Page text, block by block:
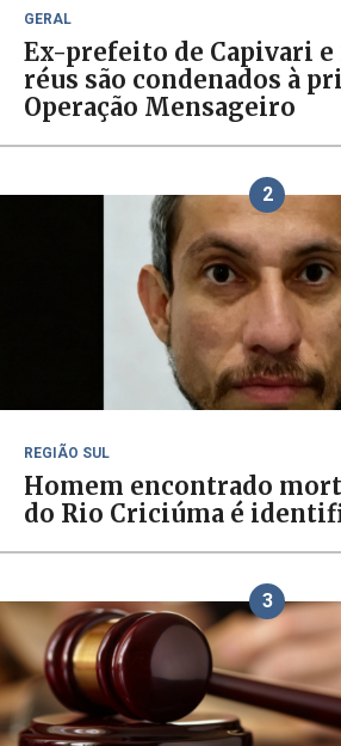
GERAL
Ex-prefeito de Capivari e
réus são condenados à
Operação Mensageiro
2
REGIÃO SUL
Homem encontrado
do Rio Criciúma é
3